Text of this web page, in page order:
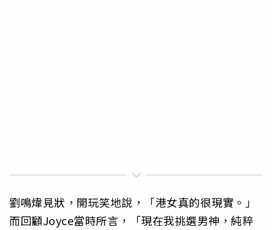
劉鳴煒見狀，開玩笑地說，「港女真的很現實。」
而回顧Joyce當時所言，「現在我挑選男神，純粹